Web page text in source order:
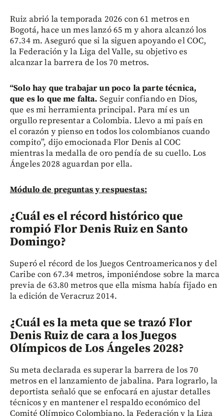
Ruiz abrió la temporada 2026 con 61 metros en
Bogotá, hace un mes lanzó 65 m y ahora alcanzó los
67.34 m. Aseguró que si la siguen apoyando el COC,
la Federación y la Liga del Valle, su objetivo es
alcanzar la barrera de los 70 metros.
“Solo hay que trabajar un poco la parte técnica,
que es lo que me falta. Seguir confiando en Dios,
que es mi herramienta principal. Para mí es un
orgullo representar a Colombia. Llevo a mi país en
el corazón y pienso en todos los colombianos cuando
compito”, dijo emocionada Flor Denis al COC
mientras la medalla de oro pendía de su cuello. Los
Ángeles 2028 aguardan por ella.
Módulo de preguntas y respuestas:
¿Cuál es el récord histórico que
rompió Flor Denis Ruiz en Santo
Domingo?
Superó el récord de los Juegos Centroamericanos y del
Caribe con 67.34 metros, imponiéndose sobre la marca
previa de 63.80 metros que ella misma había fijado en
la edición de Veracruz 2014.
¿Cuál es la meta que se trazó Flor
Denis Ruiz de cara a los Juegos
Olímpicos de Los Ángeles 2028?
Su meta declarada es superar la barrera de los 70
metros en el lanzamiento de jabalina. Para lograrlo, la
deportista señaló que se enfocará en ajustar detalles
técnicos y en mantener el respaldo económico del
Comité Olímpico Colombiano, la Federación y la Liga